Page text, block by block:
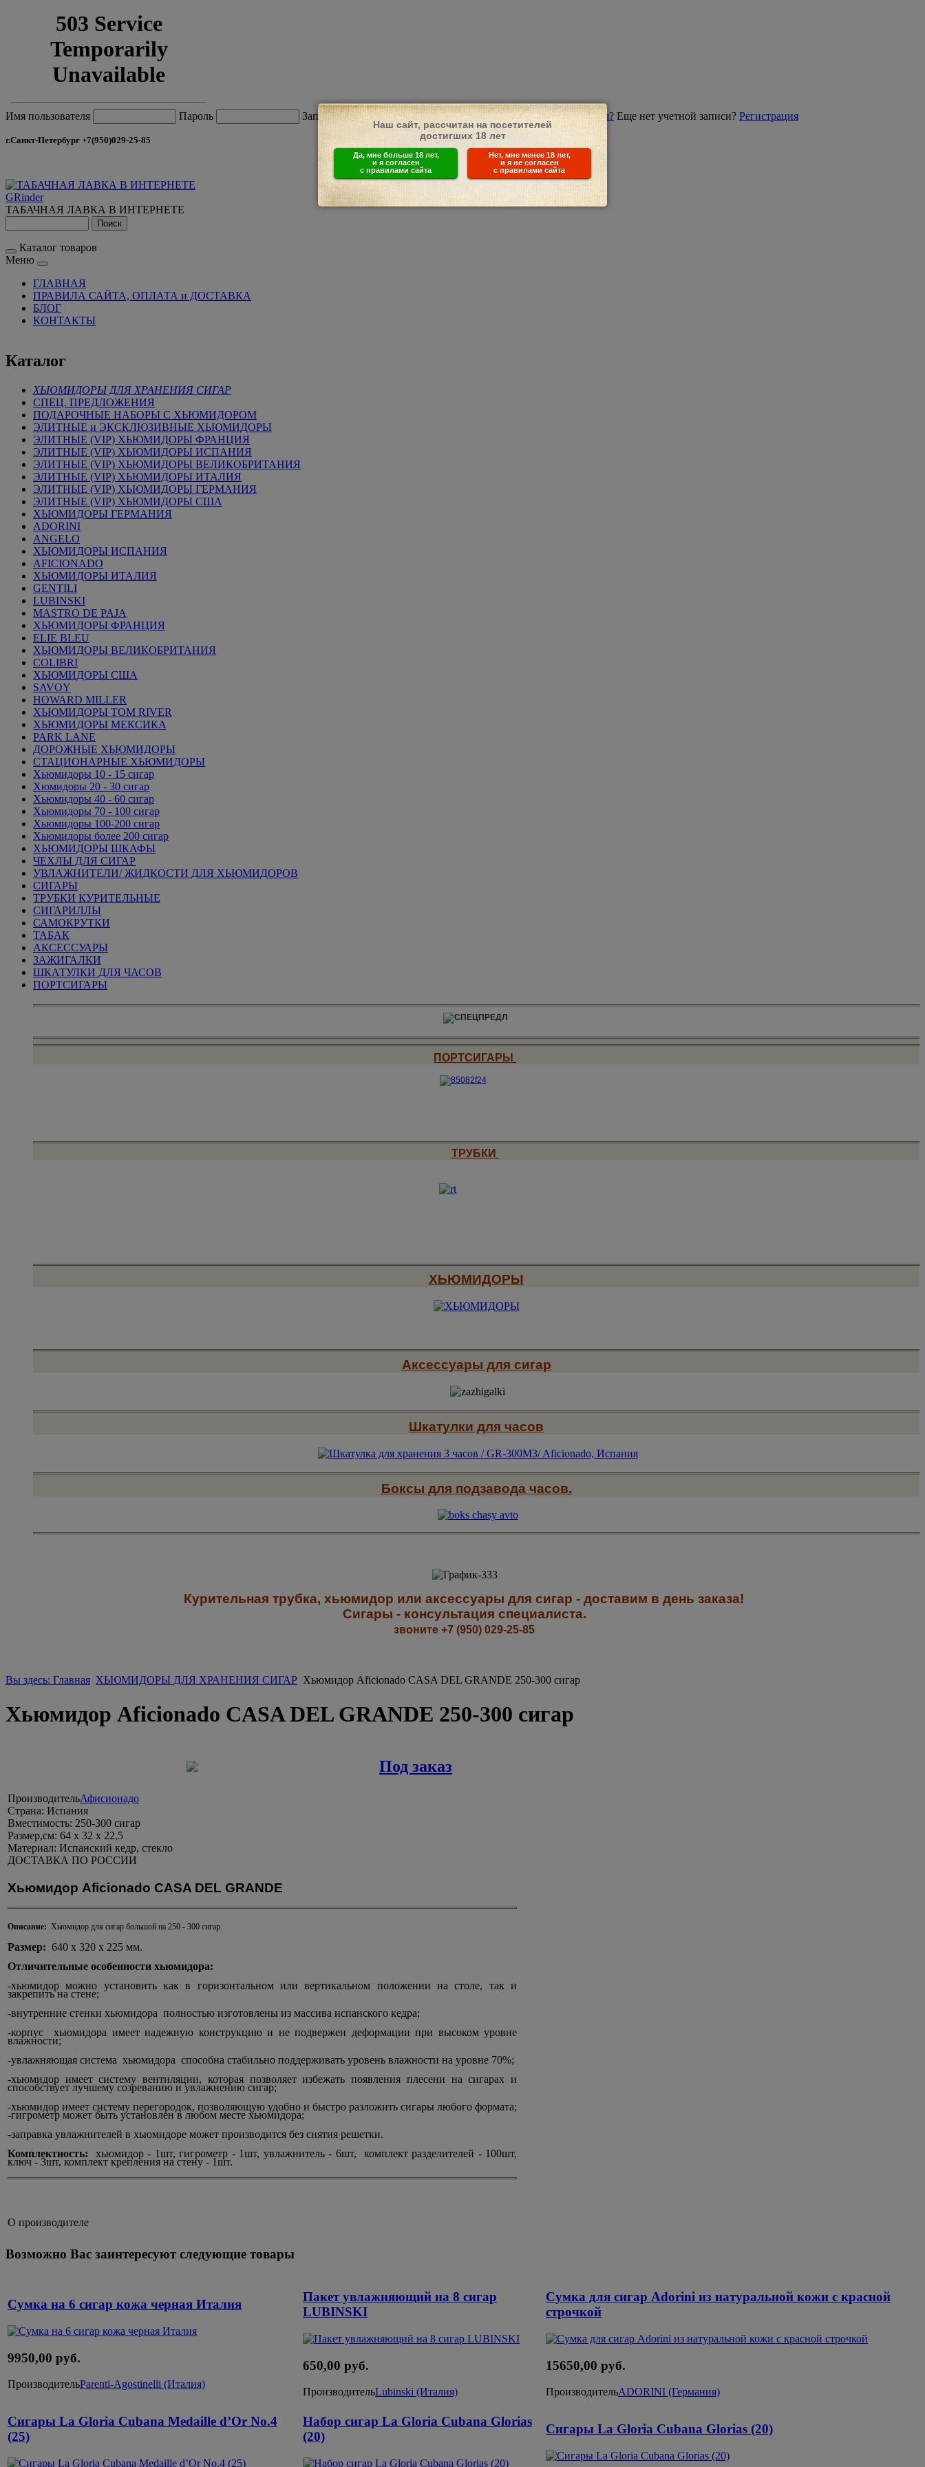
Наш сайт, рассчитан на посетителей
достигших 18 лет
Да, мне больше 18 лет,
и я согласен
с правилами сайта
Нет, мне менее 18 лет,
и я не согласен
с правилами сайта
Имя пользователя Пароль Запомнить Забыли пароль? Забыли имя пользователя? Еще нет учетной записи? Регистрация
г.Санкт-Петербург +7(950)029-25-85
GRinder
ТАБАЧНАЯ ЛАВКА В ИНТЕРНЕТЕ
Каталог товаров
Меню
ГЛАВНАЯ
ПРАВИЛА САЙТА, ОПЛАТА и ДОСТАВКА
БЛОГ
КОНТАКТЫ
Каталог
ХЬЮМИДОРЫ ДЛЯ ХРАНЕНИЯ СИГАР
СПЕЦ. ПРЕДЛОЖЕНИЯ
ПОДАРОЧНЫЕ НАБОРЫ С ХЬЮМИДОРОМ
ЭЛИТНЫЕ и ЭКСКЛЮЗИВНЫЕ ХЬЮМИДОРЫ
ЭЛИТНЫЕ (VIP) ХЬЮМИДОРЫ ФРАНЦИЯ
ЭЛИТНЫЕ (VIP) ХЬЮМИДОРЫ ИСПАНИЯ
ЭЛИТНЫЕ (VIP) ХЬЮМИДОРЫ ВЕЛИКОБРИТАНИЯ
ЭЛИТНЫЕ (VIP) ХЬЮМИДОРЫ ИТАЛИЯ
ЭЛИТНЫЕ (VIP) ХЬЮМИДОРЫ ГЕРМАНИЯ
ЭЛИТНЫЕ (VIP) ХЬЮМИДОРЫ США
ХЬЮМИДОРЫ ГЕРМАНИЯ
ADORINI
ANGELO
ХЬЮМИДОРЫ ИСПАНИЯ
AFICIONADO
ХЬЮМИДОРЫ ИТАЛИЯ
GENTILI
LUBINSKI
MASTRO DE PAJA
ХЬЮМИДОРЫ ФРАНЦИЯ
ELIE BLEU
ХЬЮМИДОРЫ ВЕЛИКОБРИТАНИЯ
COLIBRI
ХЬЮМИДОРЫ США
SAVOY
HOWARD MILLER
ХЬЮМИДОРЫ TOM RIVER
ХЬЮМИДОРЫ МЕКСИКА
PARK LANE
ДОРОЖНЫЕ ХЬЮМИДОРЫ
СТАЦИОНАРНЫЕ ХЬЮМИДОРЫ
Хьюмидоры 10 - 15 сигар
Хюмидоры 20 - 30 сигар
Хьюмидоры 40 - 60 сигар
Хьюмидоры 70 - 100 сигар
Хьюмидоры 100-200 сигар
Хьюмидоры более 200 сигар
ХЬЮМИДОРЫ ШКАФЫ
ЧЕХЛЫ ДЛЯ СИГАР
УВЛАЖНИТЕЛИ/ ЖИДКОСТИ ДЛЯ ХЬЮМИДОРОВ
СИГАРЫ
ТРУБКИ КУРИТЕЛЬНЫЕ
СИГАРИЛЛЫ
САМОКРУТКИ
ТАБАК
АКСЕССУАРЫ
ЗАЖИГАЛКИ
ШКАТУЛКИ ДЛЯ ЧАСОВ
ПОРТСИГАРЫ
ПОРТСИГАРЫ
ТРУБКИ
ХЬЮМИДОРЫ
Аксессуары для сигар
Шкатулки для часов
Боксы для подзавода часов.
Курительная трубка, хьюмидор или аксессуары для сигар - доставим в день заказа!
Сигары - консультация специалиста.
звоните +7 (950) 029-25-85
Вы здесь: Главная ХЬЮМИДОРЫ ДЛЯ ХРАНЕНИЯ СИГАР Хьюмидор Aficionadо CASA DEL GRANDE 250-300 сигар
Хьюмидор Aficionadо CASA DEL GRANDE 250-300 сигар
Под заказ
ПроизводительАфисионадо
Страна: Испания
Вместимость: 250-300 сигар
Размер,см: 64 х 32 х 22,5
Материал: Испанский кедр, стекло
ДОСТАВКА ПО РОССИИ
Хьюмидор Aficionadо CASA DEL GRANDE
Описание: Хьюмидор для сигар большой на 250 - 300 сигар.
Размер: 640 х 320 х 225 мм.
Отличительные особенности хьюмидора:
-хьюмидор можно установить как в горизонтальном или вертикальном положении на столе, так и
закрепить на стене;
-внутренние стенки хьюмидора полностью изготовлены из массива испанского кедра;
-корпус хьюмидора имеет надежную конструкцию и не подвержен деформации при высоком уровне
влажности;
-увлажняющая система хьюмидора способна стабильно поддерживать уровень влажности на уровне 70%;
-хьюмидор имеет систему вентиляции, которая позволяет избежать появления плесени на сигарах и
способствует лучшему созреванию и увлажнению сигар;
-хьюмидор имеет систему перегородок, позволяющую удобно и быстро разложить сигары любого формата;
-гигрометр может быть установлен в любом месте хьюмидора;
-заправка увлажнителей в хьюмидоре может производится без снятия решетки.
Комплектность: хьюмидор - 1шт, гигрометр - 1шт, увлажнитель - 6шт, комплект разделителей - 100шт,
ключ - 3шт, комплект крепления на стену - 1шт.
О производителе
Возможно Вас заинтересуют следующие товары
Cумка на 6 сигар кожа черная Италия
9950,00 руб.
ПроизводительParenti-Agostinelli (Италия)
Пакет увлажняющий на 8 сигар
LUBINSKI
650,00 руб.
ПроизводительLubinski (Италия)
Сумка для сигар Adorini из натуральной кожи с красной
строчкой
15650,00 руб.
ПроизводительADORINI (Германия)
Сигары La Gloria Cubana Medaille d’Or No.4
(25)
Набор сигар La Gloria Cubana Glorias
(20)
Сигары La Gloria Cubana Glorias (20)